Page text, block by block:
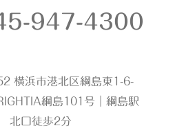
947-4300
横浜市港北区綱島東1-6-
綱島101号｜綱島駅
北口徒歩2分